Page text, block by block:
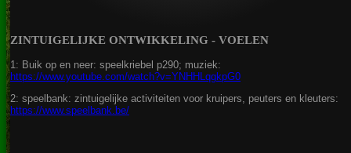
ZINTUIGELIJKE ONTWIKKELING - VOELEN
1: Buik op en neer: speelkriebel p290; muziek:
https://www.youtube.com/watch?v=YNHHLqgkpG0
2: speelbank: zintuigelijke activiteiten voor kruipers, peuters en kleuters:
https://www.speelbank.be/